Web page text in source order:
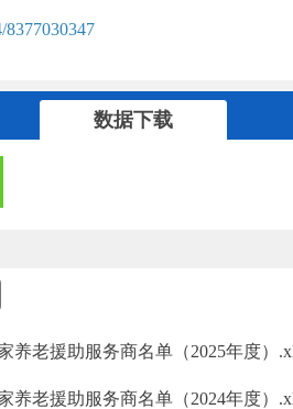
8377030347
数据下载
养老援助服务商名单（2025年度）
养老援助服务商名单（2024年度）